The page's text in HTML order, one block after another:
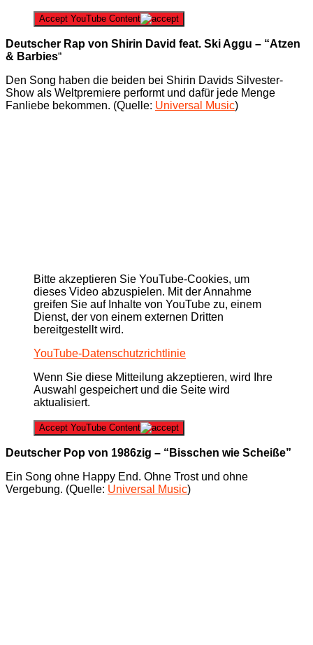
Accept YouTube Content
Deutscher Rap von Shirin David feat. Ski Aggu – “Atzen
& Barbies“
Den Song haben die beiden bei Shirin Davids Silvester-
Show als Weltpremiere performt und dafür jede Menge
Fanliebe bekommen. (Quelle: Universal Music)
Bitte akzeptieren Sie YouTube-Cookies, um
dieses Video abzuspielen. Mit der Annahme
greifen Sie auf Inhalte von YouTube zu, einem
Dienst, der von einem externen Dritten
bereitgestellt wird.
YouTube-Datenschutzrichtlinie
Wenn Sie diese Mitteilung akzeptieren, wird Ihre
Auswahl gespeichert und die Seite wird
aktualisiert.
Accept YouTube Content
Deutscher Pop von 1986zig – “Bisschen wie Scheiße”
Ein Song ohne Happy End. Ohne Trost und ohne
Vergebung. (Quelle: Universal Music)